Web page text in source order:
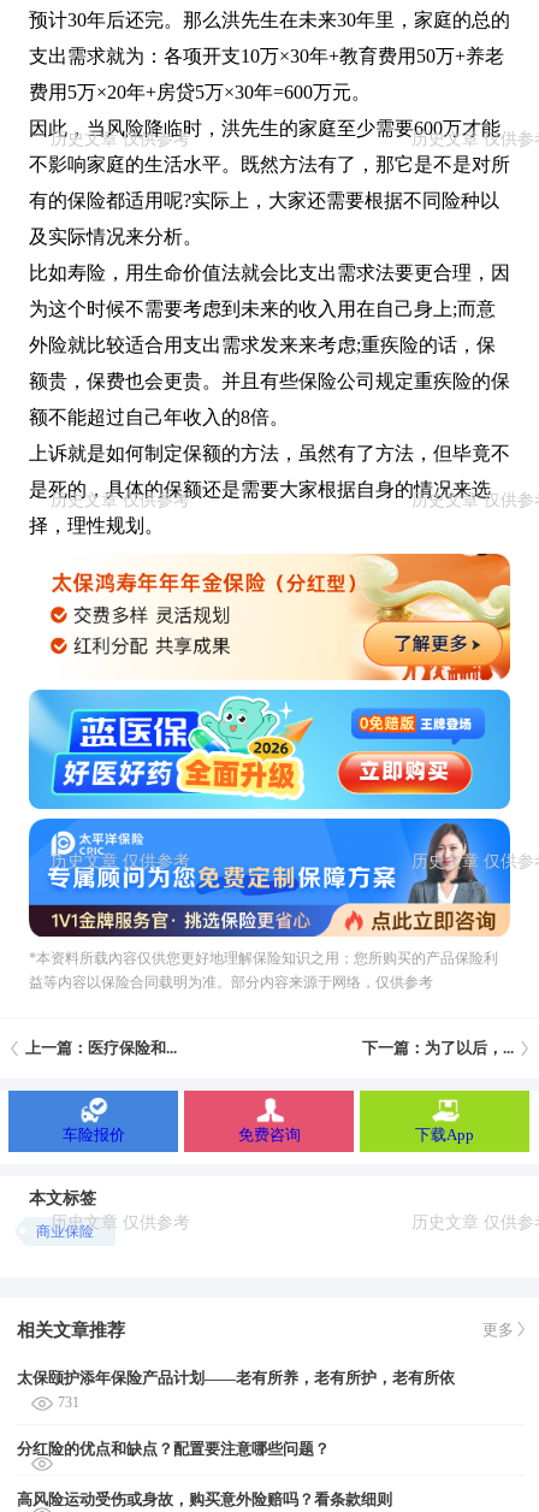
预计30年后还完。那么洪先生在未来30年里，家庭的总的
支出需求就为：各项开支10万×30年+教育费用50万+养老
费用5万×20年+房贷5万×30年=600万元。
因此，当风险降临时，洪先生的家庭至少需要600万才能
不影响家庭的生活水平。既然方法有了，那它是不是对所
有的保险都适用呢?实际上，大家还需要根据不同险种以
及实际情况来分析。
比如寿险，用生命价值法就会比支出需求法要更合理，因
为这个时候不需要考虑到未来的收入用在自己身上;而意
外险就比较适合用支出需求发来来考虑;重疾险的话，保
额贵，保费也会更贵。并且有些保险公司规定重疾险的保
额不能超过自己年收入的8倍。
上诉就是如何制定保额的方法，虽然有了方法，但毕竟不
是死的，具体的保额还是需要大家根据自身的情况来选
择，理性规划。
*本资料所载內容仅供您更好地理解保险知识之用；您所购买的产品保险利
益等内容以保险合同载明为准。部分内容来源于网络，仅供参考
上一篇：医疗保险和... 下一篇：为了以后，...
车险报价 免费咨询 下载App
本文标签
商业保险
相关文章推荐 更多
太保颐护添年保险产品计划——老有所养，老有所护，老有所依
731
分红险的优点和缺点？配置要注意哪些问题？
高风险运动受伤或身故，购买意外险赔吗？看条款细则